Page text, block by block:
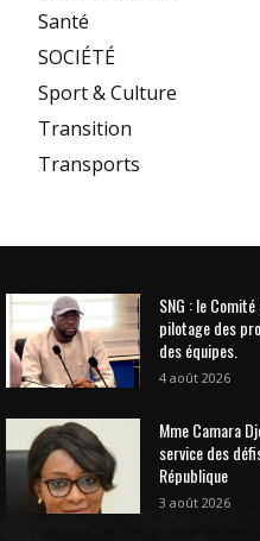
Santé
SOCIÉTÉ
Sport & Culture
Transition
Transports
SNG : le
pilotage des
des équipes.
4 août 2026
Mme Camara
service des
République
3 août 2026